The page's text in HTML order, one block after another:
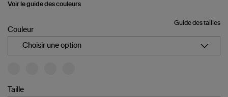
Pirate
Or
Blanc
Voir le guide des couleurs
Guide des tailles
Couleur
Choisir une option
Taille